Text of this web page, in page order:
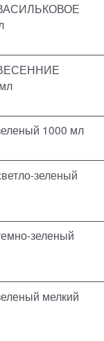
1000 мл
зеленый
зеленый
мелкий